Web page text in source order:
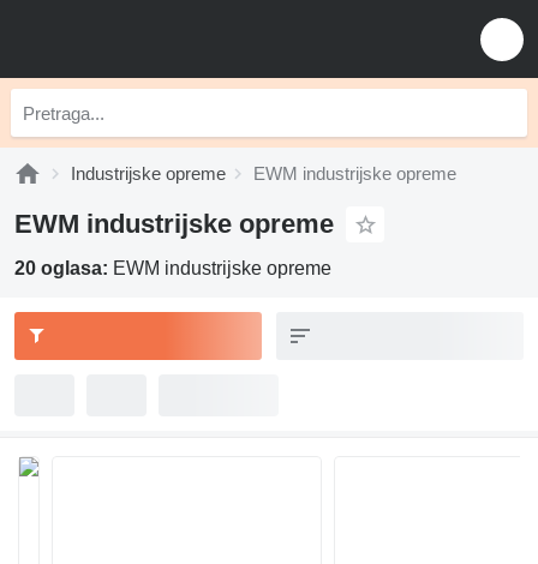
Industrijske opreme EWM industrijske opreme
EWM industrijske opreme
20 oglasa: EWM industrijske opreme